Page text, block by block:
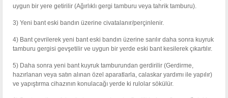
uygun bir yere getirilir (Ağırlıklı gergi tamburu veya tahrik tamburu).
3) Yeni bant eski bandın üzerine civatalanır/perçinlenir.
4) Bant çevrilerek yeni bant eski bandın üzerine sarılır daha sonra kuyruk
tamburu gergisi gevşetilir ve uygun bir yerde eski bant kesilerek çıkartılır.
5) Daha sonra yeni bant kuyruk tamburundan gerdirilir (Gerdirme,
hazırlanan veya satın alınan özel aparatlarla, calaskar yardımı ile yapılır)
ve yapıştırma cihazının konulacağı yerde ki rulolar sökülür.